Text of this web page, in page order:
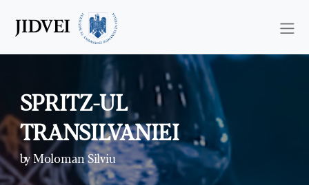
SPRITZ-UL
TRANSILVANIEI
by Moloman Silviu